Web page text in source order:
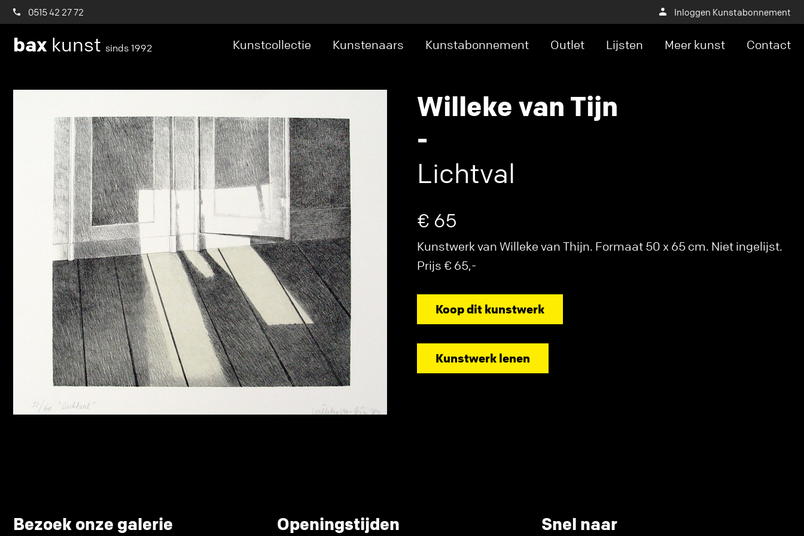
0515 42 27 72 Inloggen Kunstabonnement
bax kunst sinds 1992 Kunstcollectie Kunstenaars Kunstabonnement Outlet Lijsten Meer kunst Contact
Willeke van Tijn
-
Lichtval
€ 65
Kunstwerk van Willeke van Thijn. Formaat 50 x 65 cm. Niet ingelijst.
Prijs € 65,-
Koop dit kunstwerk
Kunstwerk lenen
Bezoek onze galerie Openingstijden Snel naar